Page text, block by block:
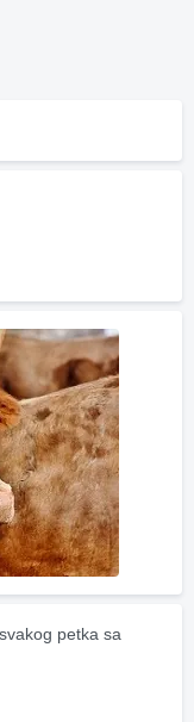
petka sa